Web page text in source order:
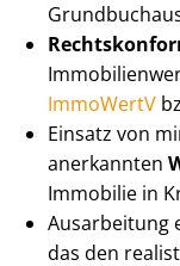
ImmoWertV
Einsatz von
anerkannten
Immobilie in
Ausarbeitung
das den